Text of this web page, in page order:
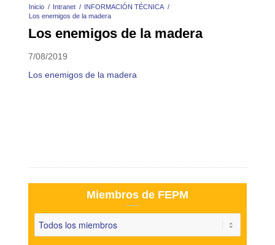
Inicio / Intranet / INFORMACIÓN TÉCNICA /
Los enemigos de la madera
Los enemigos de la madera
7/08/2019
Los enemigos de la madera
Miembros de FEPM